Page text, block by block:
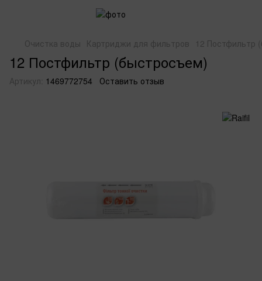
Очистка воды Картриджи для фильтров 12
12 Постфильтр (быстросъем)
Артикул: 1469772754 Оставить отзыв